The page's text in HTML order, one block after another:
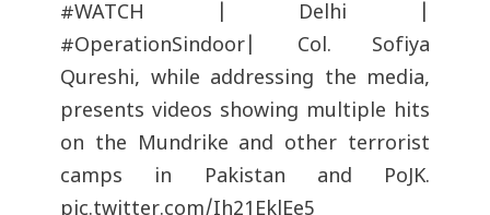
#WATCH | Delhi |
#OperationSindoor | Col. Sofiya
Qureshi, while addressing the media,
presents videos showing multiple hits
on the Mundrike and other terrorist
camps in Pakistan and PoJK.